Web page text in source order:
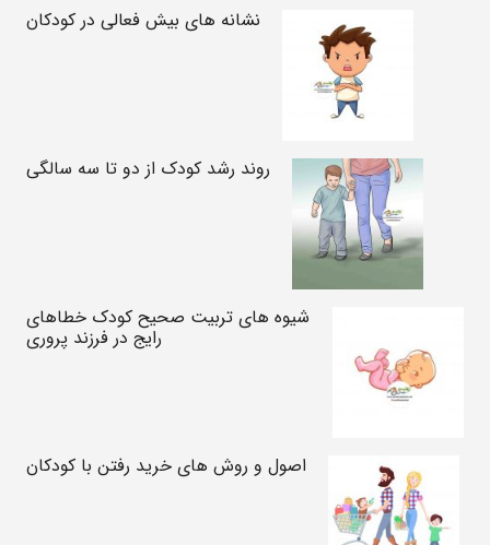
نشانه های بیش فعالی در کودکان
روند رشد کودک از دو تا سه سالگی
شیوه های تربیت صحیح کودک خطاهای
رایج در فرزند پروری
اصول و روش های خرید رفتن با کودکان